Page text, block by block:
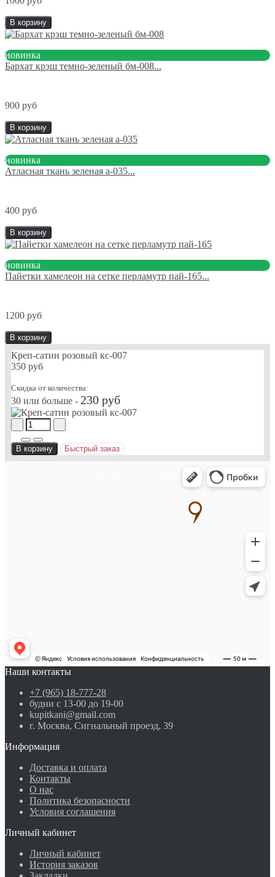
В корзину
новинка
Бархат крэш темно-зеленый бм-008...
900 руб
В корзину
новинка
Атласная ткань зеленая а-035...
400 руб
В корзину
новинка
Пайетки хамелеон на сетке перламутр пай-165...
1200 руб
В корзину
Креп-сатин розовый кс-007
350 руб
Скидка от количества:
30 или больше - 230 руб
В корзину Быстрый заказ
Наши контакты
+7 (965) 18-777-28
будни с 13-00 до 19-00
kupitkani@gmail.com
г. Москва, Сигнальный проезд, 39
Информация
Доставка и оплата
Контакты
О нас
Политика безопасности
Условия соглашения
Личный кабинет
Личный кабинет
История заказов